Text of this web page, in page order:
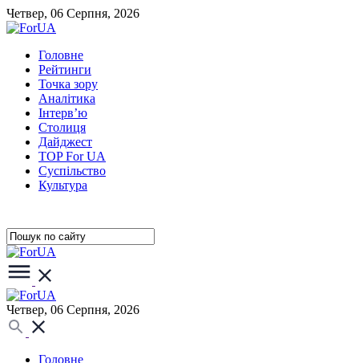
Четвер, 06 Серпня, 2026
Головне
Рейтинги
Точка зору
Аналітика
Інтерв’ю
Столиця
Дайджест
TOP For UA
Суспiльство
Культура
Четвер, 06 Серпня, 2026
Головне